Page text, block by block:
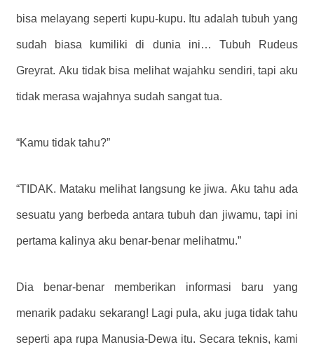
bisa melayang seperti kupu-kupu. Itu adalah tubuh yang
sudah biasa kumiliki di dunia ini… Tubuh Rudeus
Greyrat. Aku tidak bisa melihat wajahku sendiri, tapi aku
tidak merasa wajahnya sudah sangat tua.
“Kamu tidak tahu?”
“TIDAK. Mataku melihat langsung ke jiwa. Aku tahu ada
sesuatu yang berbeda antara tubuh dan jiwamu, tapi ini
pertama kalinya aku benar-benar melihatmu.”
Dia benar-benar memberikan informasi baru yang
menarik padaku sekarang! Lagi pula, aku juga tidak tahu
seperti apa rupa Manusia-Dewa itu. Secara teknis, kami